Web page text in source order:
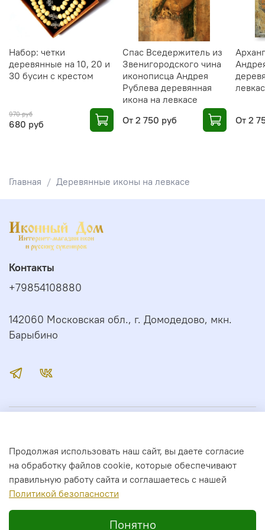
Набор: четки
деревянные на 10, 20 и
30 бусин с крестом
970 руб
680 руб
Спас Вседержитель из
Звенигородского чина
иконописца Андрея
Рублева деревянная
икона на левкасе
От 2 750 руб От 2
Главная Деревянные иконы на левкасе
Сервис
Контакты
+79854108880
142060 Московская обл., г. Домодедово, мкн.
Барыбино
2026 год. Все права защищены.
Продолжая использовать наш сайт, вы даете согласие
на обработку файлов cookie, которые обеспечивают
правильную работу сайта и соглашаетесь с нашей
Политикой безопасности
Понятно